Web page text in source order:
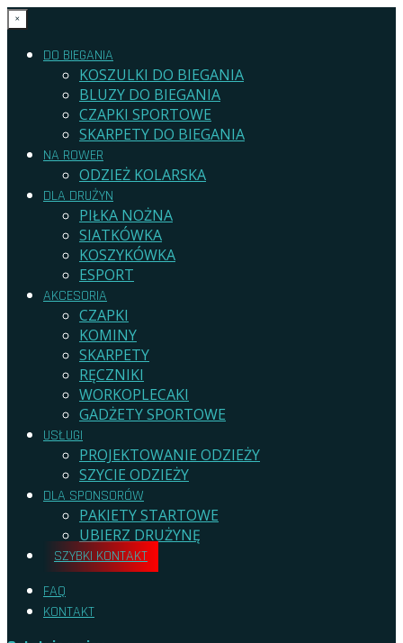
×
DO BIEGANIA
KOSZULKI DO BIEGANIA
BLUZY DO BIEGANIA
CZAPKI SPORTOWE
SKARPETY DO BIEGANIA
NA ROWER
ODZIEŻ KOLARSKA
DLA DRUŻYN
PIŁKA NOŻNA
SIATKÓWKA
KOSZYKÓWKA
ESPORT
AKCESORIA
CZAPKI
KOMINY
SKARPETY
RĘCZNIKI
WORKOPLECAKI
GADŻETY SPORTOWE
USŁUGI
PROJEKTOWANIE ODZIEŻY
SZYCIE ODZIEŻY
DLA SPONSORÓW
PAKIETY STARTOWE
UBIERZ DRUŻYNĘ
SZYBKI KONTAKT
FAQ
KONTAKT